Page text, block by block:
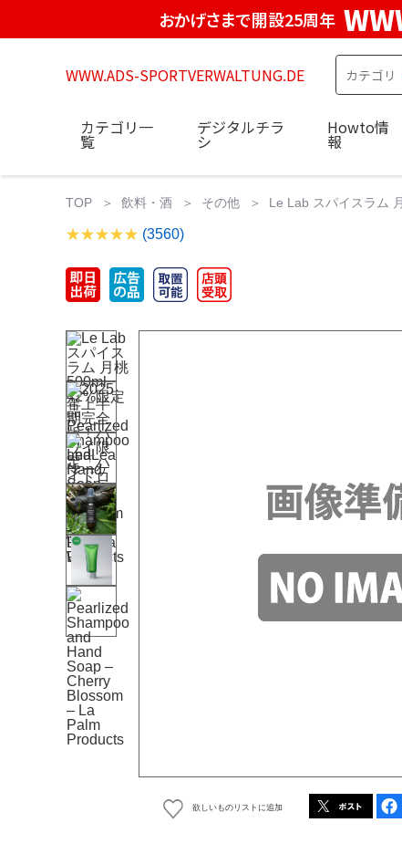
おかげさまで開設25周年
WWW.ADS-SPORTVERWALTUNG.DE
カテゴリ一
覧
デジタルチラ
シ
Howto情
報
TOP 飲料・酒 その他 Le Lab スパイスラム
(3560)
欲しいものリストに追加